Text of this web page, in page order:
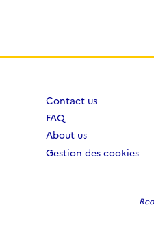
Contact us
FAQ
About us
Gestion des cookies